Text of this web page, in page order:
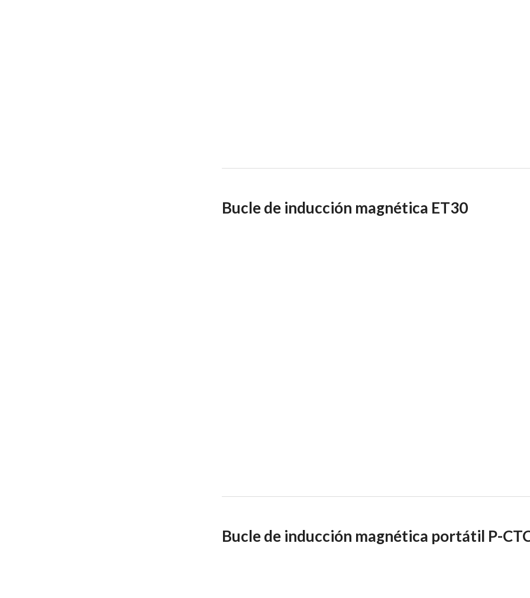
Bucle de inducción magnética ET30
Bucle de inducción magnética portátil P-